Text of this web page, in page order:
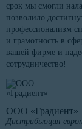
срок мы смогли
позволило
профессионализм
и грамотность в
вашей фирме и
сотрудничество!
ООО «Градиент»
Дистрибьюция